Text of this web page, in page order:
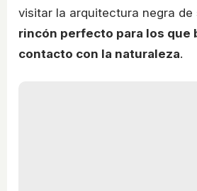
visitar la arquitectura negra de
rincón perfecto para los que
contacto con la naturaleza.